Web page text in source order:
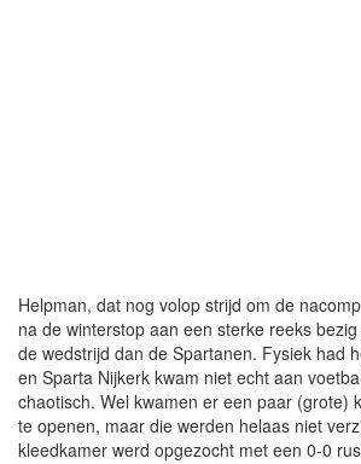
Helpman, dat nog volop strijd om de
na de winterstop aan een sterke reeks
de wedstrijd dan de Spartanen. Fysiek had
en Sparta Nijkerk kwam niet echt aan
chaotisch. Wel kwamen er een paar (grote)
te openen, maar die werden helaas niet
kleedkamer werd opgezocht met een 0-0